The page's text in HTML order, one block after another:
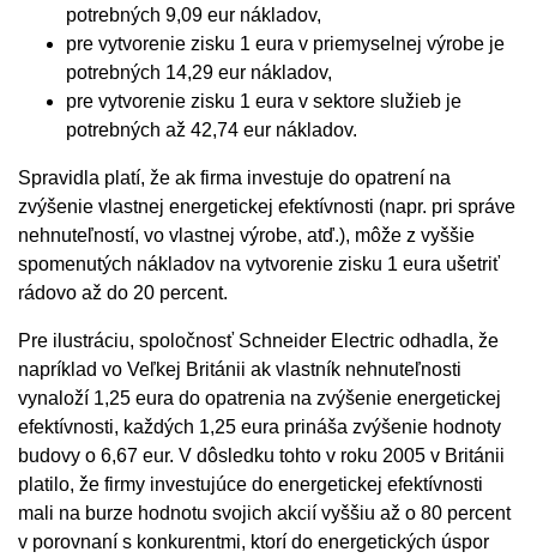
potrebných 9,09 eur nákladov,
pre vytvorenie zisku 1 eura v priemyselnej výrobe je
potrebných 14,29 eur nákladov,
pre vytvorenie zisku 1 eura v sektore služieb je
potrebných až 42,74 eur nákladov.
Spravidla platí, že ak firma investuje do opatrení na
zvýšenie vlastnej energetickej efektívnosti (napr. pri správe
nehnuteľností, vo vlastnej výrobe, atď.), môže z vyššie
spomenutých nákladov na vytvorenie zisku 1 eura ušetriť
rádovo až do 20 percent.
Pre ilustráciu, spoločnosť Schneider Electric odhadla, že
napríklad vo Veľkej Británii ak vlastník nehnuteľnosti
vynaloží 1,25 eura do opatrenia na zvýšenie energetickej
efektívnosti, každých 1,25 eura prináša zvýšenie hodnoty
budovy o 6,67 eur. V dôsledku tohto v roku 2005 v Británii
platilo, že firmy investujúce do energetickej efektívnosti
mali na burze hodnotu svojich akcií vyššiu až o 80 percent
v porovnaní s konkurentmi, ktorí do energetických úspor